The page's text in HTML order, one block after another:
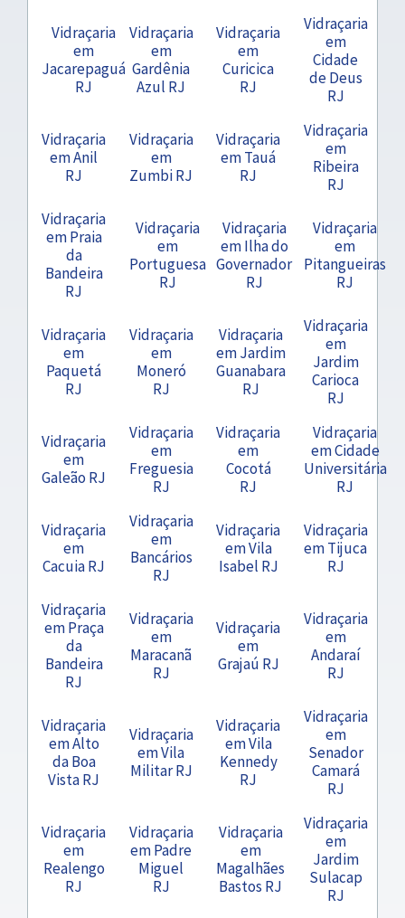
Vidraçaria
em
Jacarepaguá
RJ
Vidraçaria
em
Gardênia
Azul RJ
Vidraçaria
em
Curicica
RJ
Vidraçaria
em
Cidade
de Deus
RJ
Vidraçaria
em Anil
RJ
Vidraçaria
em
Zumbi RJ
Vidraçaria
em Tauá
RJ
Vidraçaria
em
Ribeira
RJ
Vidraçaria
em Praia
da
Bandeira
RJ
Vidraçaria
em
Portuguesa
RJ
Vidraçaria
em Ilha do
Governador
RJ
Vidraçaria
em
Pitangueiras
RJ
Vidraçaria
em
Paquetá
RJ
Vidraçaria
em
Moneró
RJ
Vidraçaria
em Jardim
Guanabara
RJ
Vidraçaria
em
Jardim
Carioca
RJ
Vidraçaria
em
Galeão RJ
Vidraçaria
em
Freguesia
RJ
Vidraçaria
em
Cocotá
RJ
Vidraçaria
em Cidade
Universitária
RJ
Vidraçaria
em
Cacuia RJ
Vidraçaria
em
Bancários
RJ
Vidraçaria
em Vila
Isabel RJ
Vidraçaria
em Tijuca
RJ
Vidraçaria
em Praça
da
Bandeira
RJ
Vidraçaria
em
Maracanã
RJ
Vidraçaria
em
Grajaú RJ
Vidraçaria
em
Andaraí
RJ
Vidraçaria
em Alto
da Boa
Vista RJ
Vidraçaria
em Vila
Militar RJ
Vidraçaria
em Vila
Kennedy
RJ
Vidraçaria
em
Senador
Camará
RJ
Vidraçaria
em
Realengo
RJ
Vidraçaria
em Padre
Miguel
RJ
Vidraçaria
em
Magalhães
Bastos RJ
Vidraçaria
em
Jardim
Sulacap
RJ